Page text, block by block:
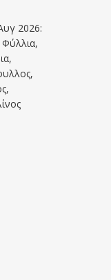
2026: